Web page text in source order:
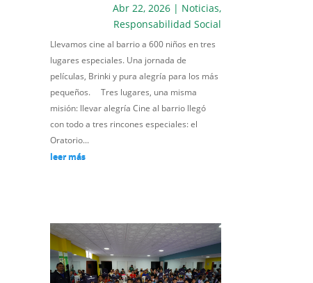
Abr 22, 2026| Noticias,
Responsabilidad Social
Llevamos cine al barrio a 600 niños en tres
lugares especiales. Una jornada de
películas, Brinki y pura alegría para los más
pequeños. Tres lugares, una misma
misión: llevar alegría Cine al barrio llegó
con todo a tres rincones especiales: el
Oratorio...
leer más